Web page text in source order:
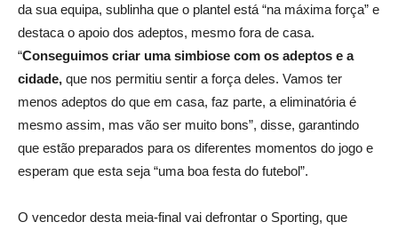
da sua equipa, sublinha que o plantel está “na máxima força” e
destaca o apoio dos adeptos, mesmo fora de casa.
“Conseguimos criar uma simbiose com os adeptos e a
cidade, que nos permitiu sentir a força deles. Vamos ter
menos adeptos do que em casa, faz parte, a eliminatória é
mesmo assim, mas vão ser muito bons”, disse, garantindo
que estão preparados para os diferentes momentos do jogo e
esperam que esta seja “uma boa festa do futebol”.
O vencedor desta meia-final vai defrontar o Sporting, que